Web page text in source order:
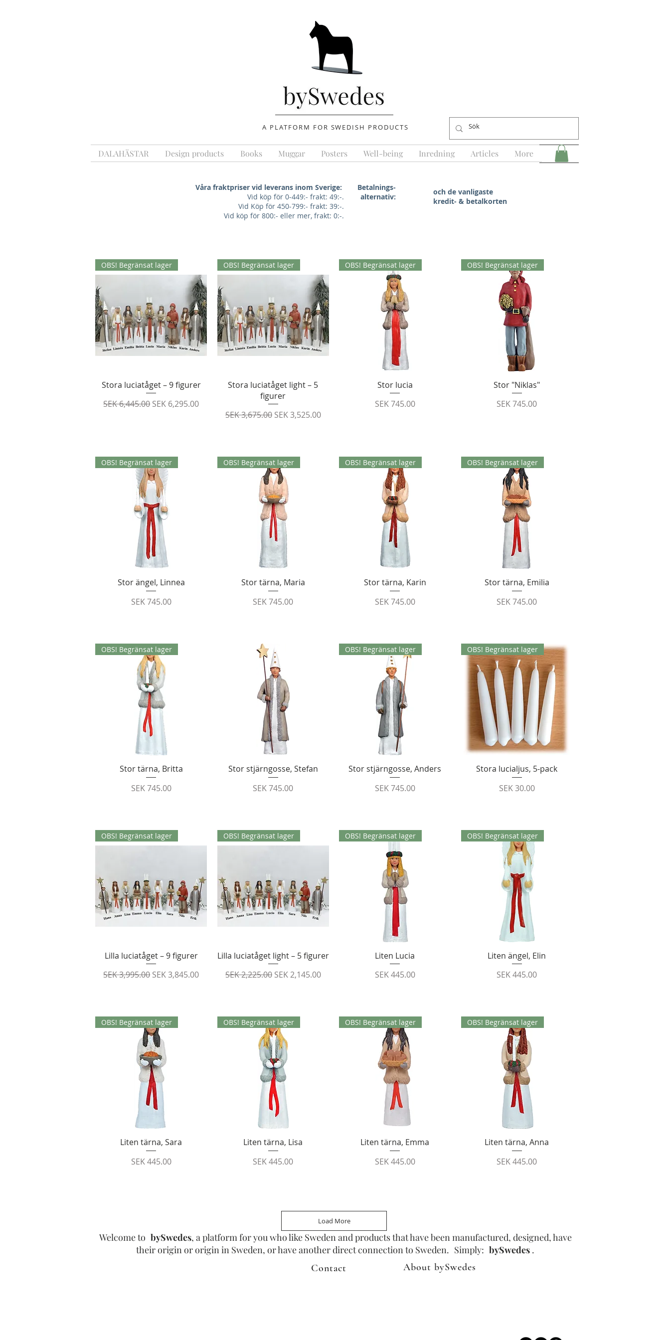
A PLATFORM FOR SWEDISH PRODUCTS
DALAHÄSTAR Design products Books Muggar Posters Well-being Inredning Articles More
Quick View
OBS! Begränsat lager
Stora luciatåget – 9 figurer
Regular Price
SEK 6,445.00 Sale Price
SEK 6,295.00
Quick View
OBS! Begränsat lager
Stora luciatåget light – 5
figurer
Regular Price
SEK 3,675.00 Sale Price
SEK 3,525.00
Quick View
OBS! Begränsat lager
Stor lucia
Price
SEK 745.00
Quick View
OBS! Begränsat lager
Stor "Niklas"
Price
SEK 745.00
Quick View
OBS! Begränsat lager
Stor ängel, Linnea
Price
SEK 745.00
Quick View
OBS! Begränsat lager
Stor tärna, Maria
Price
SEK 745.00
Quick View
OBS! Begränsat lager
Stor tärna, Karin
Price
SEK 745.00
Quick View
OBS! Begränsat lager
Stor tärna, Emilia
Price
SEK 745.00
Quick View
OBS! Begränsat lager
Stor tärna, Britta
Price
SEK 745.00
Quick View
Stor stjärngosse, Stefan
Price
SEK 745.00
Quick View
OBS! Begränsat lager
Stor stjärngosse, Anders
Price
SEK 745.00
Quick View
OBS! Begränsat lager
Stora lucialjus, 5-pack
Price
SEK 30.00
Quick View
OBS! Begränsat lager
Lilla luciatåget – 9 figurer
Regular Price
SEK 3,995.00 Sale Price
SEK 3,845.00
Quick View
OBS! Begränsat lager
Lilla luciatåget light – 5 figurer
Regular Price
SEK 2,225.00 Sale Price
SEK 2,145.00
Quick View
OBS! Begränsat lager
Liten Lucia
Price
SEK 445.00
Quick View
OBS! Begränsat lager
Liten ängel, Elin
Price
SEK 445.00
Quick View
OBS! Begränsat lager
Liten tärna, Sara
Price
SEK 445.00
Quick View
OBS! Begränsat lager
Liten tärna, Lisa
Price
SEK 445.00
Quick View
OBS! Begränsat lager
Liten tärna, Emma
Price
SEK 445.00
Quick View
OBS! Begränsat lager
Liten tärna, Anna
Price
SEK 445.00
Load More
Våra fraktpriser vid leverans inom Sverige:
Vid köp för 0-449:- frakt: 49:-.
Vid Köp för 450-799:- frakt: 39:-.
Vid köp för 800:- eller mer, frakt: 0:-.
och de vanligaste
kredit- & betalkorten
Betalnings-
alternativ:
Contact About bySwedes
Welcome to bySwedes, a platform for you who like Sweden and products that have been manufactured, designed, have
their origin or origin in Sweden, or have another direct connection to Sweden. Simply: bySwedes .